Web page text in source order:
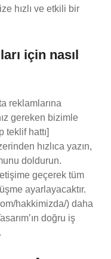
hızlı ve etkili bir
için nasıl
reklamlarına
gereken bizimle
teklif hattı]
hızlıca yazın,
doldurun.
geçerek tüm
ayarlayacaktır.
hakkimizda/) daha
doğru iş